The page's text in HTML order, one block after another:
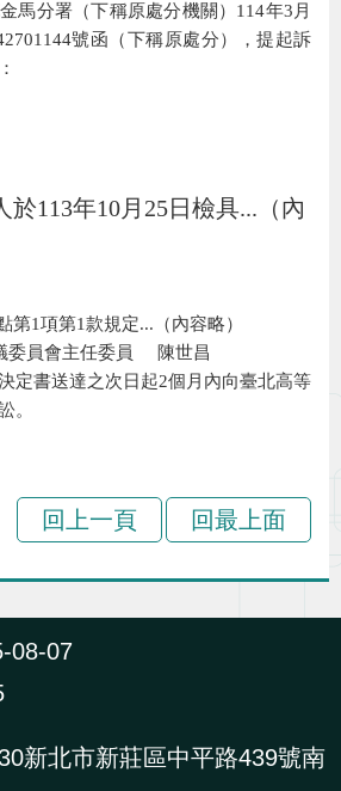
馬分署（下稱原處分機關）114年3月
號函（下稱原處分），提起訴
於113年10月25日檢具...（內
第1項第1款規定...（內容略）
委員會主任委員 陳世昌
定書送達之次日起2個月內向臺北高等
。
回上一頁 回最上面
08-07
新北市新莊區中平路439號南